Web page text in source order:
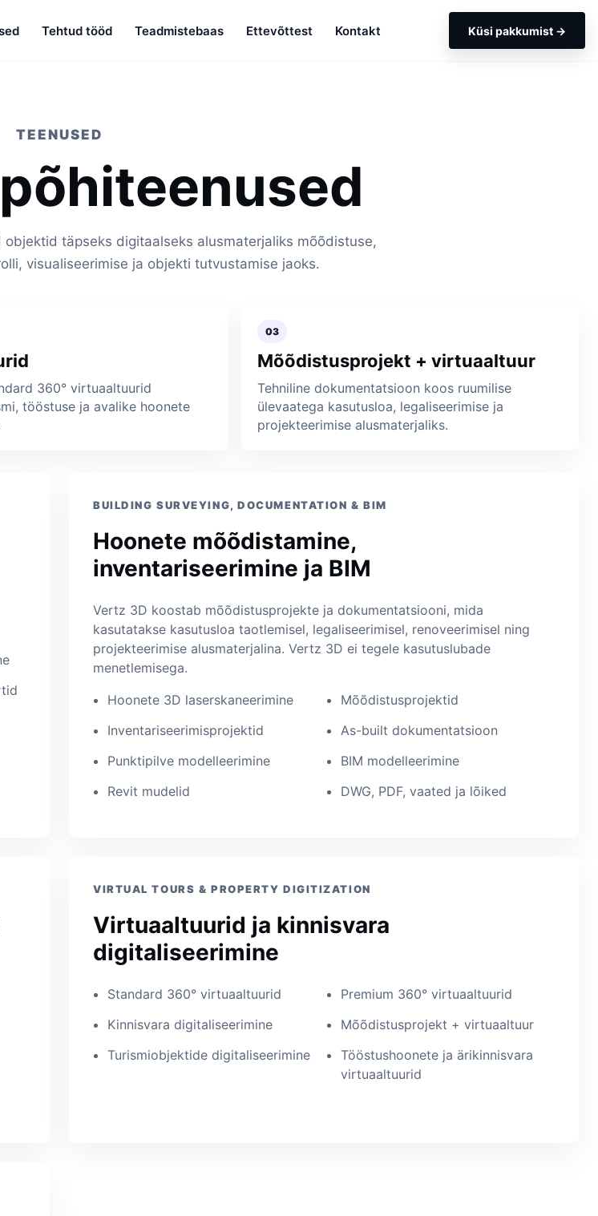
Tehtud tööd Teadmistebaas Ettevõttest Kontakt Küsi pakkumist →
TEENUSED
täpseks digitaalseks alusmaterjaliks mõõdistuse,
visualiseerimise ja objekti tutvustamise jaoks.
360° virtuaaltuurid
tööstuse ja avalike hoonete
03
Mõõdistusprojekt + virtuaaltuur
Tehniline dokumentatsioon koos ruumilise
ülevaatega kasutusloa, legaliseerimise ja
projekteerimise alusmaterjaliks.
BUILDING SURVEYING, DOCUMENTATION & BIM
Hoonete mõõdistamine,
inventariseerimine ja BIM
Vertz 3D koostab mõõdistusprojekte ja dokumentatsiooni, mida
kasutatakse kasutusloa taotlemisel, legaliseerimisel, renoveerimisel ning
projekteerimise alusmaterjalina. Vertz 3D ei tegele kasutuslubade
menetlemisega.
Hoonete 3D laserskaneerimine
Mõõdistusprojektid
Inventariseerimisprojektid
As-built dokumentatsioon
Punktipilve modelleerimine
BIM modelleerimine
Revit mudelid
DWG, PDF, vaated ja lõiked
VIRTUAL TOURS & PROPERTY DIGITIZATION
Virtuaaltuurid ja kinnisvara
digitaliseerimine
Standard 360° virtuaaltuurid
Premium 360° virtuaaltuurid
Kinnisvara digitaliseerimine
Mõõdistusprojekt + virtuaaltuur
Turismiobjektide digitaliseerimine
Tööstushoonete ja ärikinnisvara
virtuaaltuurid